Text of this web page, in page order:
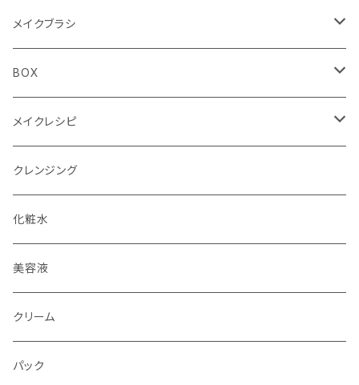
Summer（夏）
PK（ピンク）
BR（ブラウン）
4色パレット（ケース）
RD（レッド）
リップ30色
単色ケース付（オリジナルBOX付）
メイクブラシ
フェイスブラシ
チークブラシ
アイシャドウブラシ（M）
アイシャドウブラシ（S）
アイブロウブラシ
スクリューブラシ
コンシーラブラシ
BOX
単色用BOX
4色パレット用BOX
全色メイクパレット用BOX
メイクレシピ
メイクレシピ20枚入り
メイクレシピ50枚入り
クレンジング
化粧水
美容液
クリーム
パック